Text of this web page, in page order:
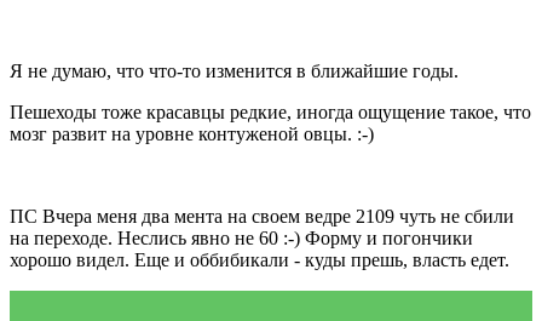
Я не думаю, что что-то изменится в ближайшие годы.
Пешеходы тоже красавцы редкие, иногда ощущение такое, что
мозг развит на уровне контуженой овцы. :-)
ПС Вчера меня два мента на своем ведре 2109 чуть не сбили
на переходе. Неслись явно не 60 :-) Форму и погончики
хорошо видел. Еще и оббибикали - куды прешь, власть едет.